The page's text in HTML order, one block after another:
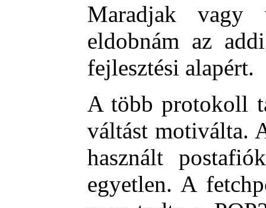
Maradjak vagy
eldobnám az
fejlesztési alapért.
A több protokoll
váltást motiválta.
használt
egyetlen. A